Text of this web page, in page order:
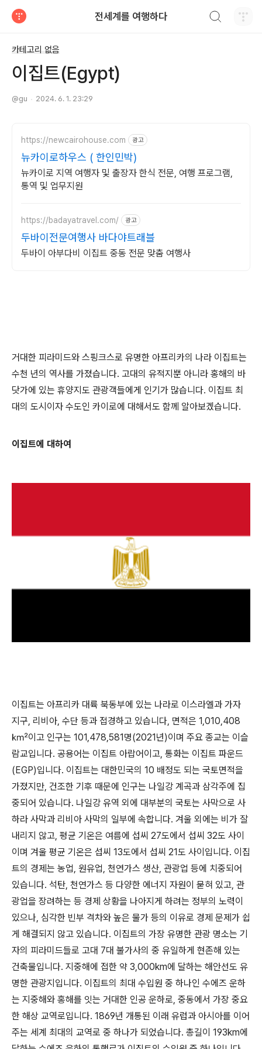
전세계를 여행하다
카테고리 없음
이집트(Egypt)
@gu 2024. 6. 1. 23:29
https://newcairohouse.com 광고
뉴카이로하우스 ( 한인민박)
뉴카이로 지역 여행자 및 출장자 한식 전문, 여행 프로그램,
통역 및 업무지원
https://badayatravel.com/ 광고
두바이전문여행사 바다야트래블
두바이 아부다비 이집트 중동 전문 맞춤 여행사
거대한 피라미드와 스핑크스로 유명한 아프리카의 나라 이집트는
수천 년의 역사를 가졌습니다. 고대의 유적지뿐 아니라 홍해의 바
닷가에 있는 휴양지도 관광객들에게 인기가 많습니다. 이집트 최
대의 도시이자 수도인 카이로에 대해서도 함께 알아보겠습니다.
이집트에 대하여
이집트는 아프리카 대륙 북동부에 있는 나라로 이스라엘과 가자
지구, 리비아, 수단 등과 접경하고 있습니다, 면적은 1,010,408
㎢이고 인구는 101,478,581명(2021년)이며 주요 종교는 이슬
람교입니다. 공용어는 이집트 아랍어이고, 통화는 이집트 파운드
(EGP)입니다. 이집트는 대한민국의 10 배정도 되는 국토면적을
가졌지만, 건조한 기후 때문에 인구는 나일강 계곡과 삼각주에 집
중되어 있습니다. 나일강 유역 외에 대부분의 국토는 사막으로 사
하라 사막과 리비아 사막의 일부에 속합니다. 겨울 외에는 비가 잘
내리지 않고, 평균 기온은 여름에 섭씨 27도에서 섭씨 32도 사이
이며 겨울 평균 기온은 섭씨 13도에서 섭씨 21도 사이입니다. 이집
트의 경제는 농업, 원유업, 천연가스 생산, 관광업 등에 치중되어
있습니다. 석탄, 천연가스 등 다양한 에너지 자원이 묻혀 있고, 관
광업을 장려하는 등 경제 상황을 나아지게 하려는 정부의 노력이
있으나, 심각한 빈부 격차와 높은 물가 등의 이유로 경제 문제가 쉽
게 해결되지 않고 있습니다. 이집트의 가장 유명한 관광 명소는 기
자의 피라미드들로 고대 7대 불가사의 중 유일하게 현존해 있는
건축물입니다. 지중해에 접한 약 3,000km에 달하는 해안선도 유
명한 관광지입니다. 이집트의 최대 수입원 중 하나인 수에즈 운하
는 지중해와 홍해를 잇는 거대한 인공 운하로, 중동에서 가장 중요
한 해상 교역로입니다. 1869년 개통된 이래 유럽과 아시아를 이어
주는 세계 최대의 교역로 중 하나가 되었습니다. 총길이 193km에